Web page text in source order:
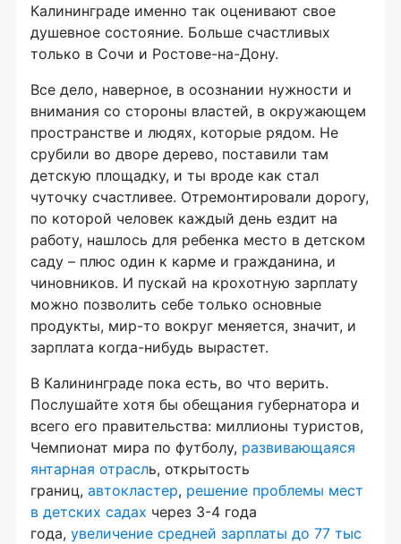
Калининграде именно так оценивают свое
душевное состояние. Больше счастливых
только в Сочи и Ростове-на-Дону.
Все дело, наверное, в осознании нужности и
внимания со стороны властей, в окружающем
пространстве и людях, которые рядом. Не
срубили во дворе дерево, поставили там
детскую площадку, и ты вроде как стал
чуточку счастливее. Отремонтировали дорогу,
по которой человек каждый день ездит на
работу, нашлось для ребенка место в детском
саду – плюс один к карме и гражданина, и
чиновников. И пускай на крохотную зарплату
можно позволить себе только основные
продукты, мир-то вокруг меняется, значит, и
зарплата когда-нибудь вырастет.
В Калининграде пока есть, во что верить.
Послушайте хотя бы обещания губернатора и
всего его правительства: миллионы туристов,
Чемпионат мира по футболу, развивающаяся
янтарная отрасль, открытость
границ, автокластер, решение проблемы мест
в детских садах через 3-4 года
года, увеличение средней зарплаты до 77 тыс